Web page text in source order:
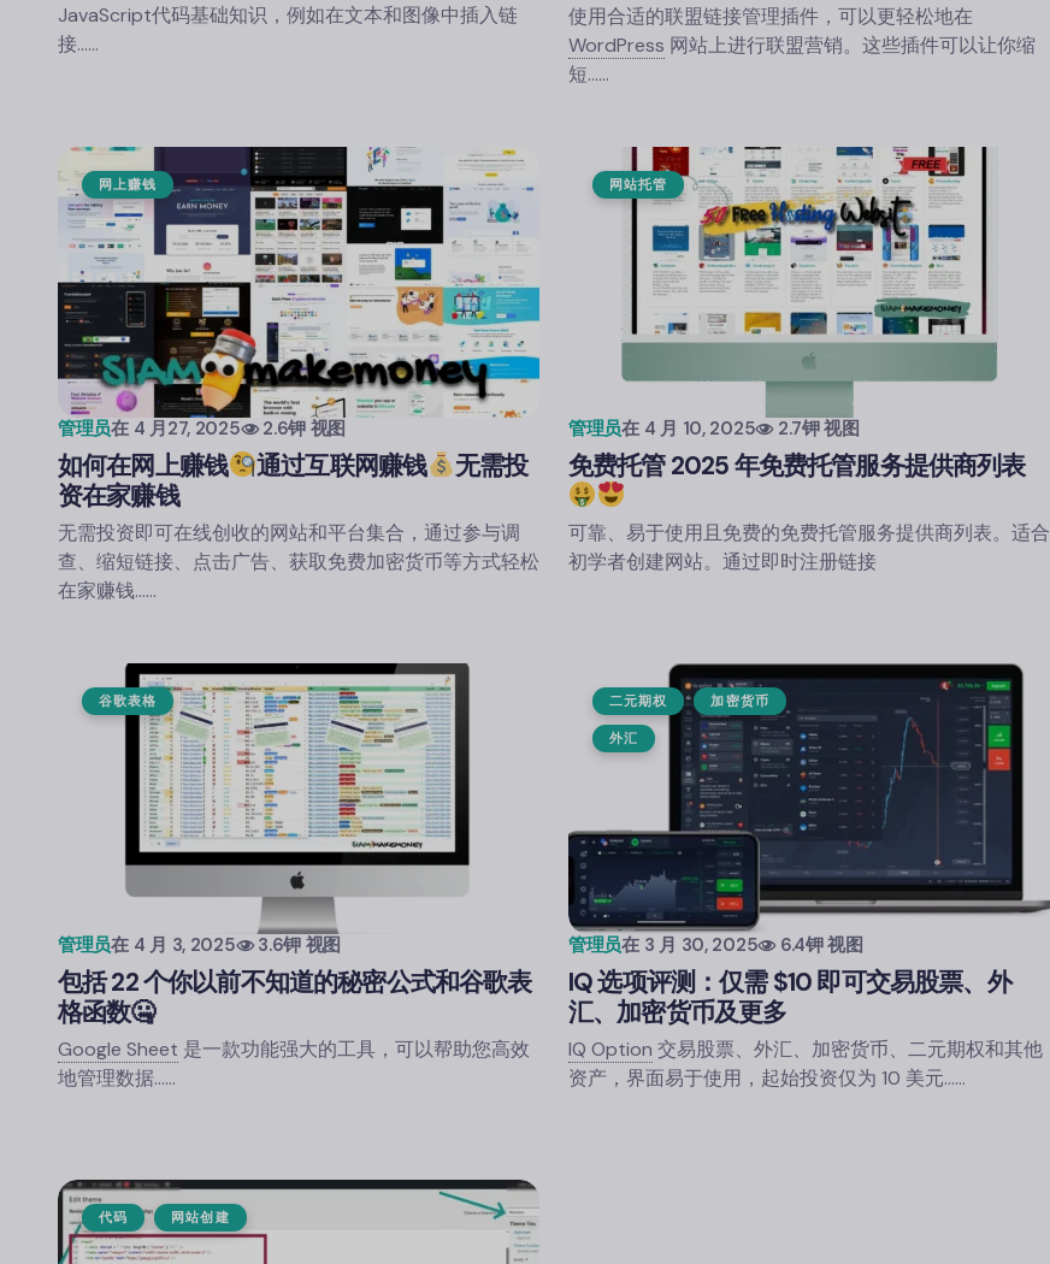
JavaScript代码基础知识，例如在文本和图像中插入链
接……
使用合适的联盟链接管理插件，可以更轻松地在
WordPress 网站上进行联盟营销。这些插件可以让你缩
短……
网上赚钱
管理员在 4 月27, 2025 2.6钾 视图
如何在网上赚钱 通过互联网赚钱
无需投
资在家赚钱
无需投资即可在线创收的网站和平台集合，通过参与调
查、缩短链接、点击广告、获取免费加密货币等方式轻松
在家赚钱……
网站托管
管理员在 4 月 10, 2025 2.7钾 视图
免费托管 2025 年免费托管服务提供商列表
可靠、易于使用且免费的免费托管服务提供商列表。适合
初学者创建网站。通过即时注册链接
谷歌表格
管理员在 4 月 3, 2025 3.6钾 视图
包括 22 个你以前不知道的秘密公式和谷歌表
格函数🤐
Google Sheet 是一款功能强大的工具，可以帮助您高效
地管理数据……
二元期权 加密货币
外汇
管理员在 3 月 30, 2025 6.4钾 视图
IQ 选项评测：仅需 $10 即可交易股票、外
汇、加密货币及更多
IQ Option 交易股票、外汇、加密货币、二元期权和其他
资产，界面易于使用，起始投资仅为 10 美元……
代码 网站创建